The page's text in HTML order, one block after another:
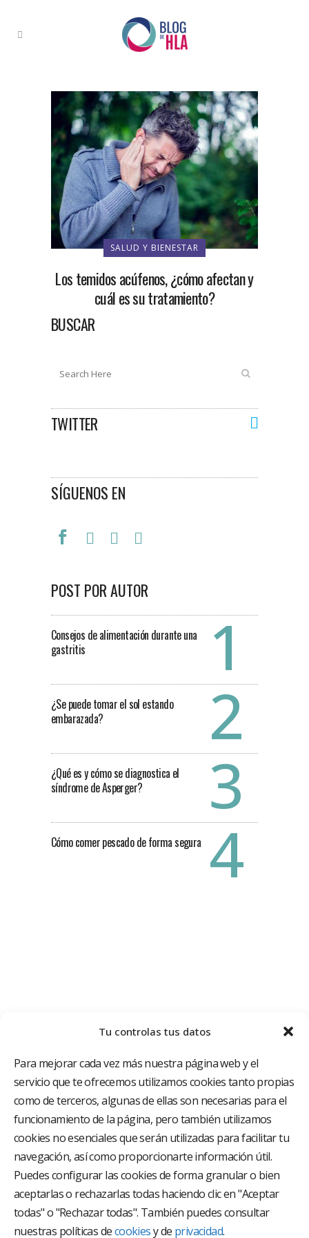
Tu controlas tus datos
Para mejorar cada vez más nuestra página web y el
servicio que te ofrecemos utilizamos cookies tanto propias
como de terceros, algunas de ellas son necesarias para el
funcionamiento de la página, pero también utilizamos
cookies no esenciales que serán utilizadas para facilitar tu
navegación, así como proporcionarte información útil.
Puedes configurar las cookies de forma granular o bien
aceptarlas o rechazarlas todas haciendo clic en "Aceptar
todas" o "Rechazar todas". También puedes consultar
nuestras políticas decookiesy de privacidad.
SALUD Y BIENESTAR
Los temidos acúfenos, ¿cómo afectan y
cuál es su tratamiento?
BUSCAR
TWITTER
SÍGUENOS EN
POST POR AUTOR
Consejos de alimentación durante una
gastritis
¿Se puede tomar el sol estando
embarazada?
¿Qué es y cómo se diagnostica el
síndrome de Asperger?
Cómo comer pescado de forma segura
El Grupo Hospitalario HLA es uno de los proveedores
hospitalarios con mayor presencia en España, creado
con el objetivo de proporcionar el acceso a una
asistencia sanitaria de alto nivel. Nuestra red asistencial
está compuesta por 18 hospitales y 37 centros médicos
multiespecialidad.